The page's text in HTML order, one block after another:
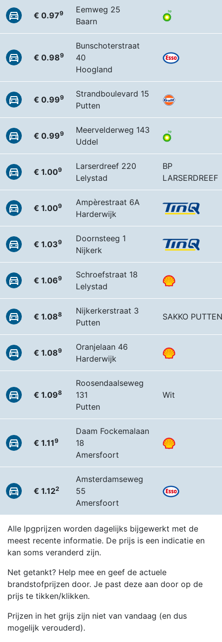
€ 0.979
Eemweg 25
Baarn
€ 0.989
Bunschoterstraat
40
Hoogland
€ 0.999
Strandboulevard 15
Putten
€ 0.999
Meervelderweg 143
Uddel
€ 1.009
Larserdreef 220
Lelystad
BP
LARSERDREEF
€ 1.009
Ampèrestraat 6A
Harderwijk
€ 1.039
Doornsteeg 1
Nijkerk
€ 1.069
Schroefstraat 18
Lelystad
€ 1.088
Nijkerkerstraat 3
Putten
SAKKO PUTTEN
€ 1.089
Oranjelaan 46
Harderwijk
€ 1.098
Roosendaalseweg
131
Putten
Wit
€ 1.119
Daam Fockemalaan
18
Amersfoort
€ 1.122
Amsterdamseweg
55
Amersfoort
Alle lpgprijzen worden dagelijks bijgewerkt met de
meest recente informatie. De prijs is een indicatie en
kan soms veranderd zijn.
Net getankt? Help mee en geef de actuele
brandstofprijzen door. Je past deze aan door op de
prijs te tikken/klikken.
Prijzen in het grijs zijn niet van vandaag (en dus
mogelijk verouderd).